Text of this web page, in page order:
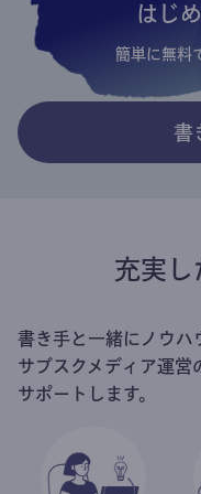
はじ
簡単に無料
書
充実し
書き手と一緒にノウハ
サブスクメディア運営
サポートします。